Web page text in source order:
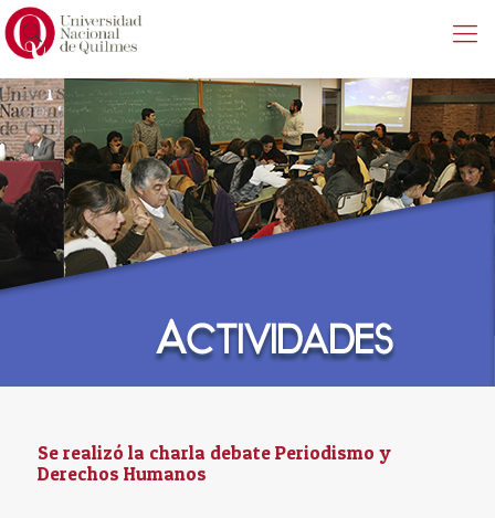
Se realizó la charla debate Periodismo y
Derechos Humanos